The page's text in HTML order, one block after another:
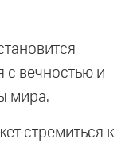
с вечностью и
мира.
стремиться к